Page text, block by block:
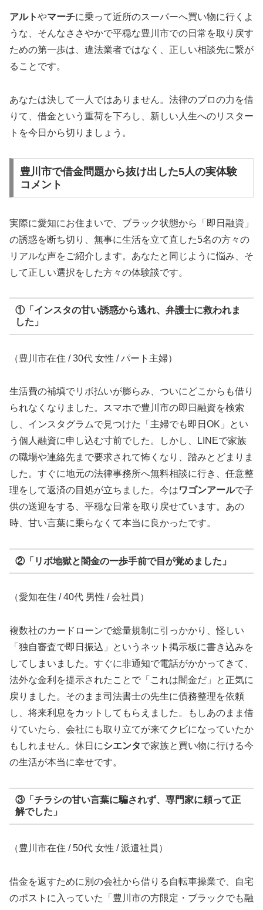
アルトやマーチに乗って近所のスーパーへ買い物に行くよ
うな、そんなささやかで平穏な豊川市での日常を取り戻す
ための第一歩は、違法業者ではなく、正しい相談先に繋が
ることです。
あなたは決して一人ではありません。法律のプロの力を借
りて、借金という重荷を下ろし、新しい人生へのリスター
トを今日から切りましょう。
豊川市で借金問題から抜け出した5人の実体験
コメント
実際に愛知にお住まいで、ブラック状態から「即日融資」
の誘惑を断ち切り、無事に生活を立て直した5名の方々の
リアルな声をご紹介します。あなたと同じように悩み、そ
して正しい選択をした方々の体験談です。
①「インスタの甘い誘惑から逃れ、弁護士に救われま
した」
（豊川市在住 / 30代 女性 / パート主婦）
生活費の補填でリボ払いが膨らみ、ついにどこからも借り
られなくなりました。スマホで豊川市の即日融資を検索
し、インスタグラムで見つけた「主婦でも即日OK」とい
う個人融資に申し込む寸前でした。しかし、LINEで家族
の職場や連絡先まで要求されて怖くなり、踏みとどまりま
した。すぐに地元の法律事務所へ無料相談に行き、任意整
理をして返済の目処が立ちました。今はワゴンアールで子
供の送迎をする、平穏な日常を取り戻せています。あの
時、甘い言葉に乗らなくて本当に良かったです。
②「リボ地獄と闇金の一歩手前で目が覚めました」
（愛知在住 / 40代 男性 / 会社員）
複数社のカードローンで総量規制に引っかかり、怪しい
「独自審査で即日振込」というネット掲示板に書き込みを
してしまいました。すぐに非通知で電話がかかってきて、
法外な金利を提示されたことで「これは闇金だ」と正気に
戻りました。そのまま司法書士の先生に債務整理を依頼
し、将来利息をカットしてもらえました。もしあのまま借
りていたら、会社にも取り立てが来てクビになっていたか
もしれません。休日にシエンタで家族と買い物に行ける今
の生活が本当に幸せです。
③「チラシの甘い言葉に騙されず、専門家に頼って正
解でした」
（豊川市在住 / 50代 女性 / 派遣社員）
借金を返すために別の会社から借りる自転車操業で、自宅
のポストに入っていた「豊川市の方限定・ブラックでも融